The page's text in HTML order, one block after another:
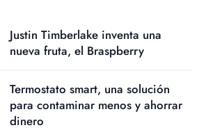
Justin Timberlake inventa una
nueva fruta, el Braspberry
Termostato smart, una solución
para contaminar menos y ahorrar
dinero